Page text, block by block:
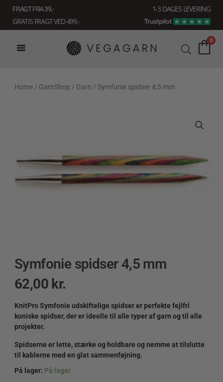
indholdet
FRAGT FRA 39, -
1-3 DAGES LEVERING
GRATIS FRAGT VED 499,-
0
Home / GarnShop / Garn / Symfonie spidser 4,5 mm
Symfonie spidser 4,5 mm
62,00 kr.
KnitPro Symfonie udskiftelige spidser er perfekte fejlfri
koniske spidser, der er ideelle til alle typer af garn og til alle
projekter.
Spidserne er lette, stærke og holdbare og nemme at tilslutte
til kablerne med en glat sammenføjning.
På lager: På lager
Symfonie